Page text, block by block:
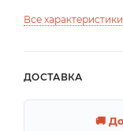
Все характеристики
ДОСТАВКА
🚚